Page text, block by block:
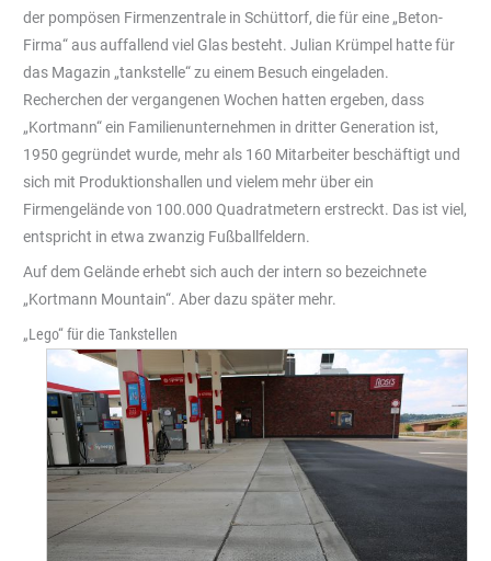
der pompösen Firmenzentrale in Schüttorf, die für eine „Beton-
Firma“ aus auffallend viel Glas besteht. Julian Krümpel hatte für
das Magazin „tankstelle“ zu einem Besuch eingeladen.
Recherchen der vergangenen Wochen hatten ergeben, dass
„Kortmann“ ein Familienunternehmen in dritter Generation ist,
1950 gegründet wurde, mehr als 160 Mitarbeiter beschäftigt und
sich mit Produktionshallen und vielem mehr über ein
Firmengelände von 100.000 Quadratmetern erstreckt. Das ist viel,
entspricht in etwa zwanzig Fußballfeldern.
Auf dem Gelände erhebt sich auch der intern so bezeichnete
„Kortmann Mountain“. Aber dazu später mehr.
„Lego“ für die Tankstellen